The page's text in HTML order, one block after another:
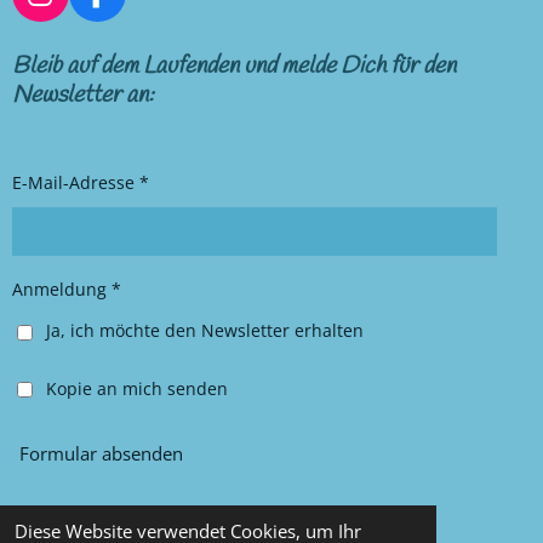
Diese Website verwendet Cookies, um Ihr
n
s
t
a
a
a
c
e
b
k
Bleib auf dem Laufenden und melde Dich für den
Newsletter an:
E-Mail-Adresse *
Anmeldung *
Ja, ich möchte den Newsletter erhalten
Kopie an mich senden
Formular absenden